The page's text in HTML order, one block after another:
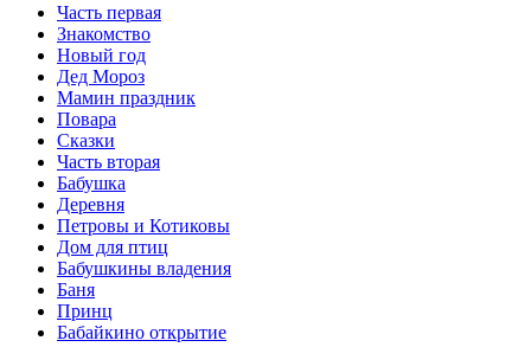
Часть первая
Знакомство
Новый год
Дед Мороз
Мамин праздник
Повара
Сказки
Часть вторая
Бабушка
Деревня
Петровы и Котиковы
Дом для птиц
Бабушкины владения
Баня
Принц
Бабайкино открытие